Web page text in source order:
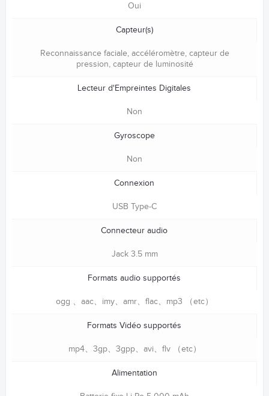
Oui
Capteur(s)
Reconnaissance faciale, accéléromètre, capteur de
pression, capteur de luminosité
Lecteur d'Empreintes Digitales
Non
Gyroscope
Non
Connexion
USB Type-C
Connecteur audio
Jack 3.5 mm
Formats audio supportés
ogg 、aac、imy、amr、flac、mp3 （etc）
Formats Vidéo supportés
mp4、3gp、3gpp、avi、flv （etc）
Alimentation